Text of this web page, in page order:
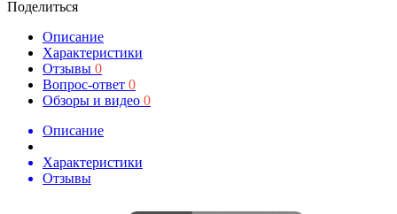
Поделиться
Описание
Характеристики
Отзывы 0
Вопрос-ответ 0
Обзоры и видео 0
Описание
Характеристики
Отзывы